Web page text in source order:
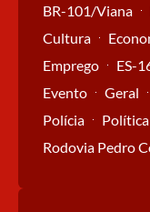
BR-101/Viana
Cultura
Emprego
ES-
Evento
Geral
Polícia
Política
Rodovia Pedro